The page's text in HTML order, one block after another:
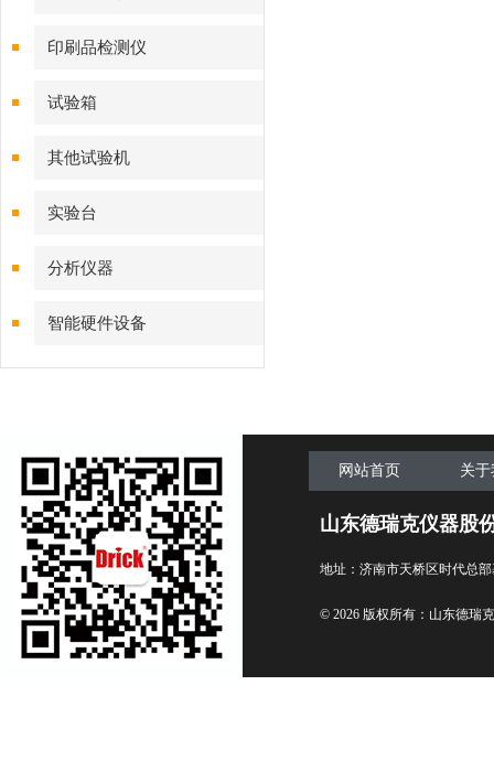
印刷品检测仪
试验箱
其他试验机
实验台
分析仪器
智能硬件设备
网站首页 关
山东德瑞克仪器股
地址：济南市天桥区时代总
© 2026 版权所有：山东德瑞